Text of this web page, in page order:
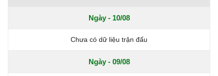
Ngày - 10/08
Chưa có dữ liệu trận đấu
Ngày - 09/08